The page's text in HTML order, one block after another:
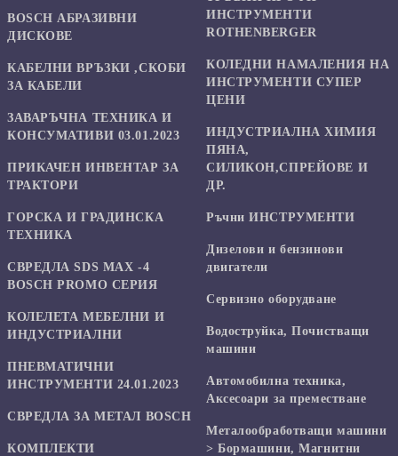
BOSCH АБРАЗИВНИ
ДИСКОВЕ
КАБЕЛНИ ВРЪЗКИ ,СКОБИ
ЗА КАБЕЛИ
ЗАВАРЪЧНА ТЕХНИКА И
КОНСУМАТИВИ 03.01.2023
ПРИКАЧЕН ИНВЕНТАР ЗА
ТРАКТОРИ
ГОРСКА И ГРАДИНСКА
ТЕХНИКА
СВРЕДЛА SDS MAX -4
BOSCH PROMO СЕРИЯ
КОЛЕЛЕТА МЕБЕЛНИ И
ИНДУСТРИАЛНИ
ПНЕВМАТИЧНИ
ИНСТРУМЕНТИ 24.01.2023
СВРЕДЛА ЗА МЕТАЛ BOSCH
КОМПЛЕКТИ
ИНСТРУМЕНТИ
ROTHENBERGER
КОЛЕДНИ НАМАЛЕНИЯ НА
ИНСТРУМЕНТИ СУПЕР
ЦЕНИ
ИНДУСТРИАЛНА ХИМИЯ
ПЯНА,
СИЛИКОН,СПРЕЙОВЕ И
ДР.
Ръчни ИНСТРУМЕНТИ
Дизелови и бензинови
двигатели
Сервизно оборудване
Водоструйка, Почистващи
машини
Автомобилна техника,
Аксесоари за преместване
Mеталообработващи машини
> Бормашини, Магнитни